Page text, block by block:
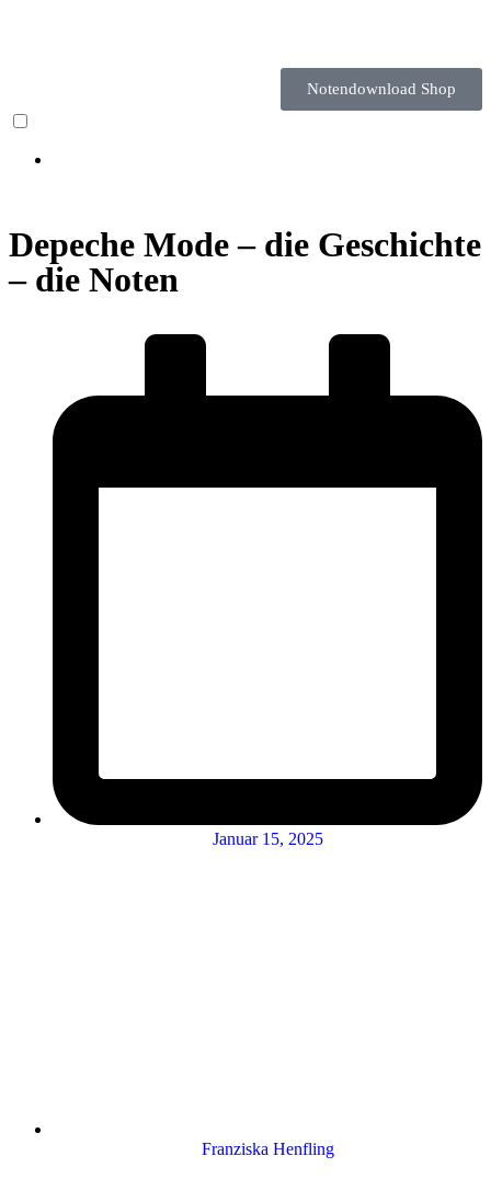
Notendownload Shop
Depeche Mode – die Geschichte
– die Noten
Januar 15, 2025
Franziska Henfling